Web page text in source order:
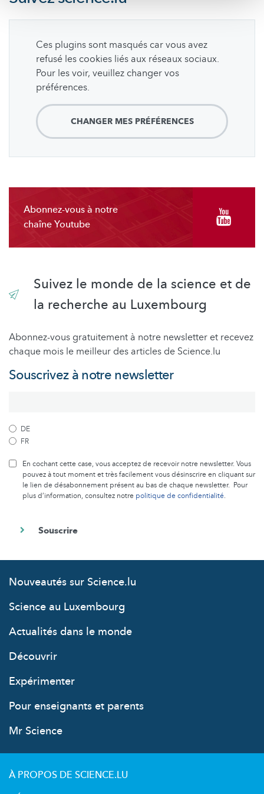
Ces plugins sont masqués car vous avez
refusé les cookies liés aux réseaux sociaux.
Pour les voir, veuillez changer vos
préférences.
CHANGER MES PRÉFÉRENCES
Abonnez-vous à notre
chaîne Youtube
Suivez le monde de la science et de
la recherche au Luxembourg
Abonnez-vous gratuitement à notre newsletter et recevez
chaque mois le meilleur des articles de Science.lu
Souscrivez à notre newsletter
DE
FR
En cochant cette case, vous acceptez de recevoir notre newsletter. Vous
pouvez à tout moment et très facilement vous désinscrire en cliquant sur
le lien de désabonnement présent au bas de chaque newsletter. Pour
plus d’information, consultez notre politique de confidentialité.
Nouveautés sur Science.lu
Science au Luxembourg
Actualités dans le monde
Découvrir
Expérimenter
Pour enseignants et parents
Mr Science
À PROPOS DE SCIENCE.LU